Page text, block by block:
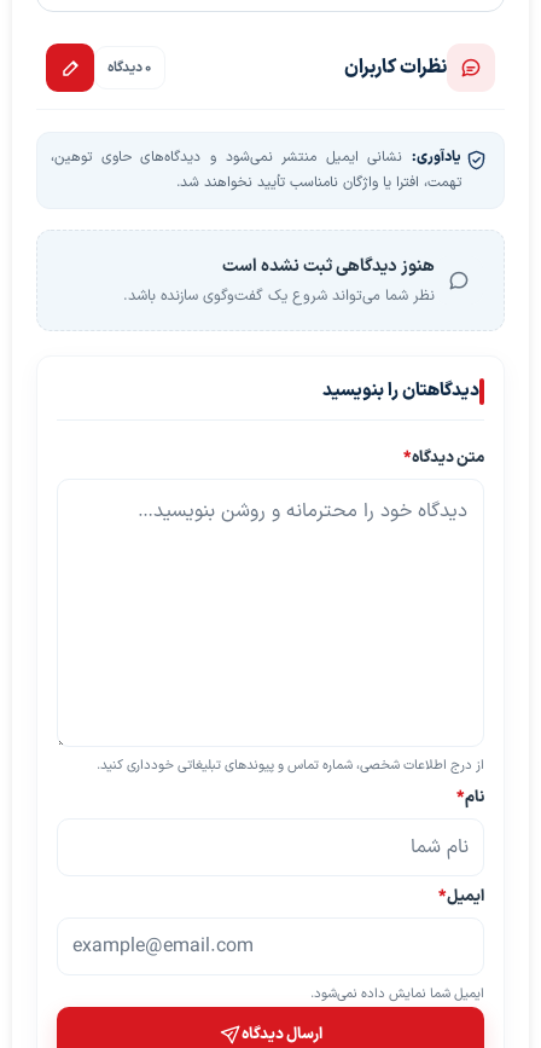
نظرات کاربران 0 دیدگاه
یادآوری: نشانی ایمیل منتشر نمی‌شود و دیدگاه‌های حاوی توهین،
تهمت، افترا یا واژگان نامناسب تأیید نخواهند شد.
هنوز دیدگاهی ثبت نشده است
نظر شما می‌تواند شروع یک گفت‌وگوی سازنده باشد.
دیدگاهتان را بنویسید
متن دیدگاه*
از درج اطلاعات شخصی، شماره تماس و پیوندهای تبلیغاتی خودداری کنید.
نام*
ایمیل*
ایمیل شما نمایش داده نمی‌شود.
ارسال دیدگاه